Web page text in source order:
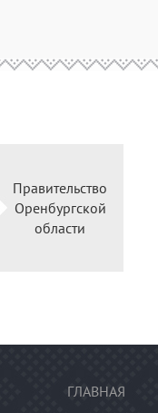
Правительство
Оренбургской
области
ГЛАВНАЯ